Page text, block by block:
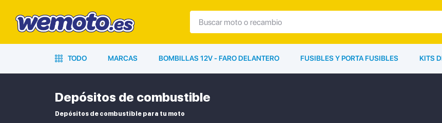
TODO MARCAS BOMBILLAS 12V - FARO DELANTERO FUSIBLES Y PORTA FUSIBLES KITS
Depósitos de combustible
Depósitos de combustible para tu moto